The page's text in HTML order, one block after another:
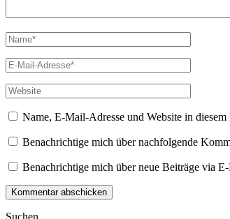
Name*
E-
Mail*
Website
Name, E-Mail-Adresse und Website in
Benachrichtige mich über nachfolgende
Benachrichtige mich über neue Beiträge via
Suchen